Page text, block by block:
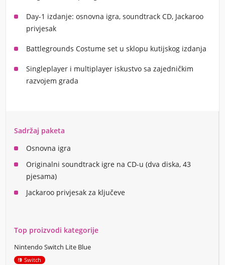
Day-1 izdanje: osnovna igra, soundtrack CD, Jackaroo
privjesak
Battlegrounds Costume set u sklopu kutijskog izdanja
Singleplayer i multiplayer iskustvo sa zajedničkim
razvojem grada
Sadržaj paketa
Osnovna igra
Originalni soundtrack igre na CD-u (dva diska, 43
pjesama)
Jackaroo privjesak za ključeve
Top proizvodi kategorije
Nintendo Switch Lite Blue
Switch